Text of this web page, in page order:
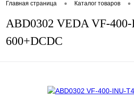
Главная страница • Каталог товаров •
ABD0302 VEDA VF-
600+DCDC